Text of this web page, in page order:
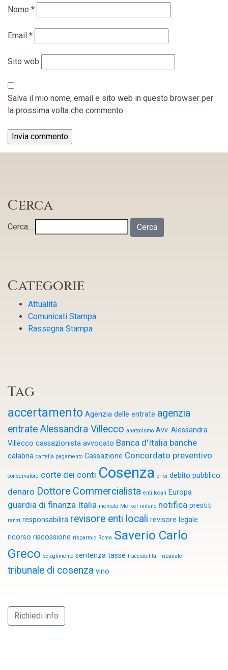
Nome *
Email *
Sito web
Salva il mio nome, email e sito web in questo browser per
la prossima volta che commento.
Cerca
Cerca…
Categorie
Attualità
Comunicati Stampa
Rassegna Stampa
Tag
accertamento Agenzia delle entrate agenzia
entrateAlessandra Villecco anatocismo Avv. Alessandra
Villecco cassazionista avvocato Banca d'Italia banche
calabria cartella pagamento Cassazione Concordato preventivo
conservatore corte dei conti Cosenza crisi debito pubblico
denaro Dottore Commercialista enti locali Europa
guardia di finanza Italia mercato Merkel milano notifica prestiti
renzi responsabilità revisore enti locali revisore legale
ricorso riscossione risparmio Roma Saverio Carlo
Greco scioglimento sentenza tasse tracciabilità Tribunale
tribunale di cosenza vino
Richiedi info